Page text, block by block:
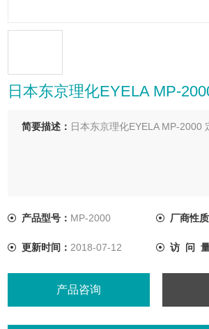
日本东京理化EYELA MP-
简要描述： 日本东京理化EYELA MP-2000
产品型号： MP-2000 厂商性质
更新时间： 2018-07-12 访 问 量
产品咨询